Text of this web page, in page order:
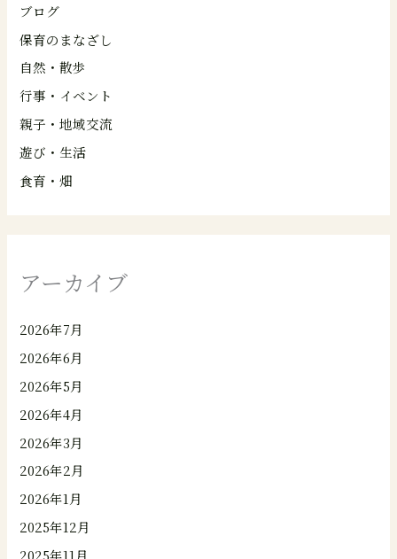
ブログ
保育のまなざし
自然・散歩
行事・イベント
親子・地域交流
遊び・生活
食育・畑
アーカイブ
2026年7月
2026年6月
2026年5月
2026年4月
2026年3月
2026年2月
2026年1月
2025年12月
2025年11月